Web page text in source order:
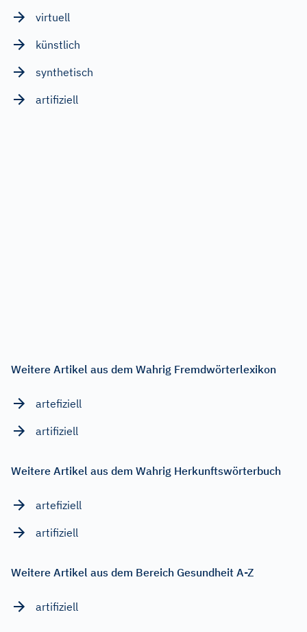
virtuell
künstlich
synthetisch
artifiziell
Weitere Artikel aus dem Wahrig Fremdwörterlexikon
artefiziell
artifiziell
Weitere Artikel aus dem Wahrig Herkunftswörterbuch
artefiziell
artifiziell
Weitere Artikel aus dem Bereich Gesundheit A-Z
artifiziell